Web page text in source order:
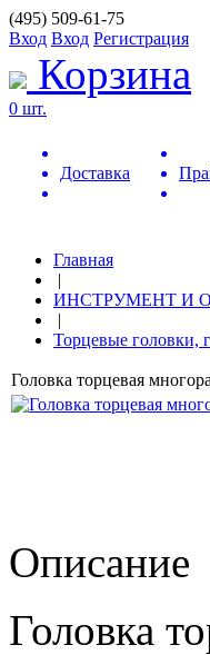
(495) 509-61-75
Вход Вход Регистрация
Корзина
0 шт.
Доставка
Главная
|
ИНСТРУМЕНТ И
|
Торцевые головки,
Головка торцевая
Описание
Головка